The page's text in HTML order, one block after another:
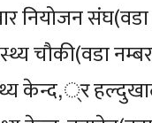
नियोजन
चौकी(वडा
केन्द,्र